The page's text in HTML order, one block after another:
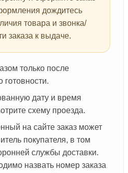
дождитесь
товара и звонка/
заказа к выдаче.
только после
готовности.
дату и время
схему проезда.
на сайте заказ может
покупателя, в том
службы доставки.
назвать номер заказа